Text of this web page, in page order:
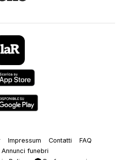
Impressum Contatti
FAQ
Annunci funebri